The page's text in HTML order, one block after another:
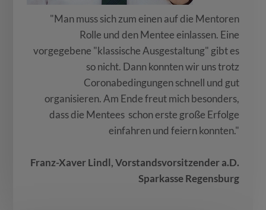
"Man muss sich zum einen auf die Mentoren
Rolle und den Mentee einlassen. Eine
vorgegebene "klassische Ausgestaltung" gibt es
so nicht. Dann konnten wir uns trotz
Coronabedingungen schnell und gut
organisieren. Am Ende freut mich besonders,
dass die Mentees schon erste große Erfolge
einfahren und feiern konnten."
Franz-Xaver Lindl, Vorstandsvorsitzender a.D.
Sparkasse Regensburg